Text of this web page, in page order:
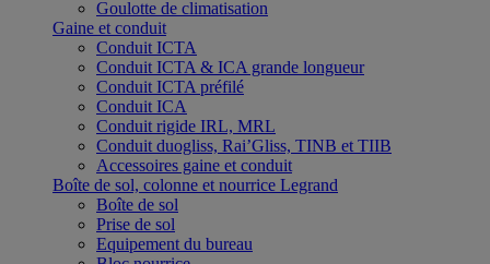
Goulotte de climatisation
Gaine et conduit
Conduit ICTA
Conduit ICTA & ICA grande longueur
Conduit ICTA préfilé
Conduit ICA
Conduit rigide IRL, MRL
Conduit duogliss, Rai’Gliss, TINB et TIIB
Accessoires gaine et conduit
Boîte de sol, colonne et nourrice Legrand
Boîte de sol
Prise de sol
Equipement du bureau